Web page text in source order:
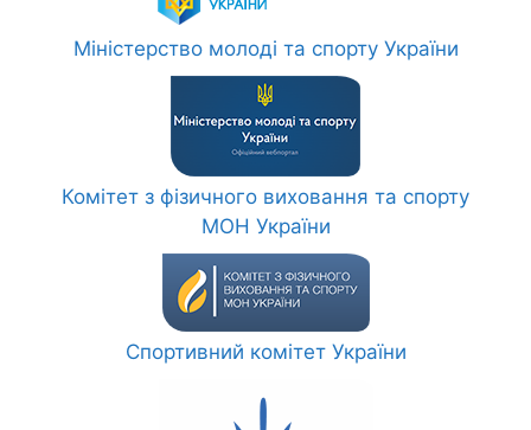
Міністерство молоді та спорту України
Комітет з фізичного виховання та спорту
МОН України
Спортивний комітет України